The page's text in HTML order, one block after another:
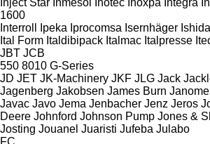
1600
Interroll
Ipeka Iprocomsa Isernhäger Ishida
Ital Form Italdibipack Italmac Italpresse
JBT JCB
550 8010 G-Series
JD JET JK-Machinery JKF JLG Jack
Jagenberg Jakobsen James Burn Janome
Javac Javo Jema Jenbacher Jenz Jeros
Deere Johnford Johnson Pump Jones &
Josting Jouanel Juaristi Jufeba Julabo
FC